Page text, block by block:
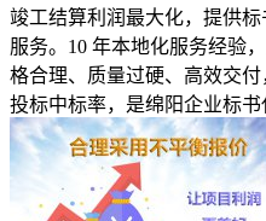
竣工结算利润最大化，提供
服务。10 年本地化服务经验
格合理、质量过硬、高效交
投标中标率，是绵阳企业标书